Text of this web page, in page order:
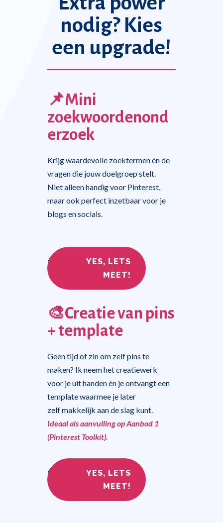
nodig? Kies
een upgrade!
📌Mini
zoekwoordenond
erzoek
Krijg waardevolle zoektermen én de
vragen die jouw doelgroep stelt.
Niet alleen handig voor Pinterest,
maar ook perfect inzetbaar voor je
blogs en socials.
€ ,-
YES, LETS
MEET!
🎨Creatie van pins
+ template
Geen tijd of zin om zelf pins te
maken? Ik neem het creatiewerk
voor je uit handen én je ontvangt een
template waarmee je later
zelf makkelijk aan de slag kunt.
Ideaal als aanvulling op Aanbod 1
(Pinterest Toolkit).
€ 197,-
YES, LETS
MEET!